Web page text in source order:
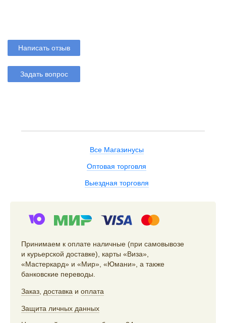
Написать отзыв
Задать вопрос
Все Магазинусы
Оптовая торговля
Выездная торговля
Принимаем к оплате наличные (при самовывозе
и курьерской доставке), карты «Виза»,
«Мастеркард» и «Мир», «Юмани», а также
банковские переводы.
Заказ доставка и оплата
Защита личных данных